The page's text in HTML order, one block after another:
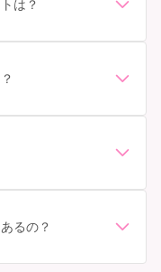
は？
に合ったサイズを
、草履など）を確
お店選び: 評判や
物になると、それ
場合が多いです
るの？